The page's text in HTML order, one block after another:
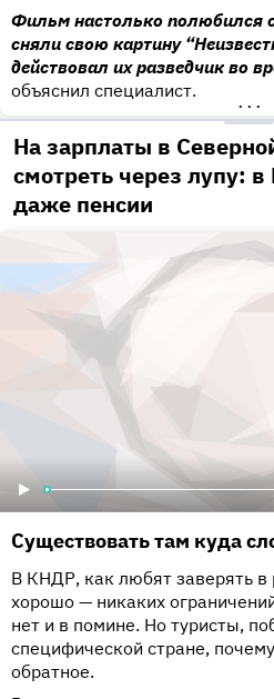
Фильм настолько полюбился
сняли свою картину
действовал их разведчик во
объяснил специалист.
•••
На зарплаты в
смотреть через лупу:
даже пенсии
Существовать там куда
В КНДР, как любят заверять
хорошо — никаких
нет и в помине. Но туристы,
специфической стране,
обратное.